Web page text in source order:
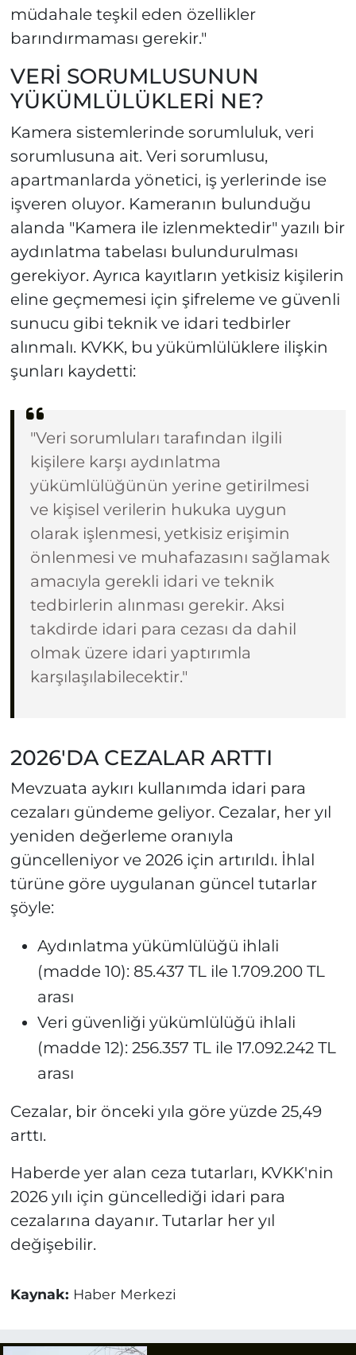
müdahale teşkil eden özellikler
barındırmaması gerekir."
VERİ SORUMLUSUNUN
YÜKÜMLÜLÜKLERİ NE?
Kamera sistemlerinde sorumluluk, veri
sorumlusuna ait. Veri sorumlusu,
apartmanlarda yönetici, iş yerlerinde ise
işveren oluyor. Kameranın bulunduğu
alanda "Kamera ile izlenmektedir" yazılı bir
aydınlatma tabelası bulundurulması
gerekiyor. Ayrıca kayıtların yetkisiz kişilerin
eline geçmemesi için şifreleme ve güvenli
sunucu gibi teknik ve idari tedbirler
alınmalı. KVKK, bu yükümlülüklere ilişkin
şunları kaydetti:
"Veri sorumluları tarafından ilgili
kişilere karşı aydınlatma
yükümlülüğünün yerine getirilmesi
ve kişisel verilerin hukuka uygun
olarak işlenmesi, yetkisiz erişimin
önlenmesi ve muhafazasını sağlamak
amacıyla gerekli idari ve teknik
tedbirlerin alınması gerekir. Aksi
takdirde idari para cezası da dahil
olmak üzere idari yaptırımla
karşılaşılabilecektir."
2026'DA CEZALAR ARTTI
Mevzuata aykırı kullanımda idari para
cezaları gündeme geliyor. Cezalar, her yıl
yeniden değerleme oranıyla
güncelleniyor ve 2026 için artırıldı. İhlal
türüne göre uygulanan güncel tutarlar
şöyle:
Aydınlatma yükümlülüğü ihlali
(madde 10): 85.437 TL ile 1.709.200 TL
arası
Veri güvenliği yükümlülüğü ihlali
(madde 12): 256.357 TL ile 17.092.242 TL
arası
Cezalar, bir önceki yıla göre yüzde 25,49
arttı.
Haberde yer alan ceza tutarları, KVKK'nin
2026 yılı için güncellediği idari para
cezalarına dayanır. Tutarlar her yıl
değişebilir.
Kaynak: Haber Merkezi